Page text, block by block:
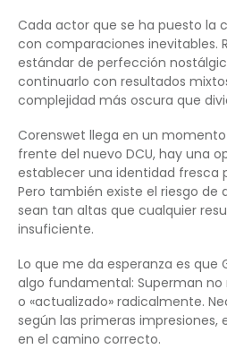
Cada actor que se ha puesto la
con comparaciones inevitables.
estándar de perfección
continuarlo con resultados
complejidad más oscura que
Corenswet llega en un
frente del nuevo DCU, hay una
establecer una identidad fresca
Pero también existe el riesgo de
sean tan altas que cualquier
insuficiente.
Lo que me da esperanza es que
algo fundamental: Superman no
o «actualizado» radicalmente.
según las primeras
en el camino correcto.